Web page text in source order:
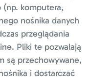
(np. komputera,
nośnika danych
przeglądania
Pliki te pozwalają
są przechowywane,
i dostarczać